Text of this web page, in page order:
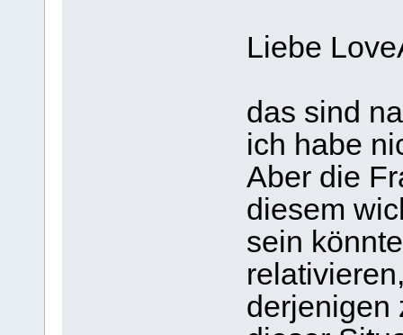
Liebe
das sind
ich habe
Aber die
diesem
sein
derjenigen